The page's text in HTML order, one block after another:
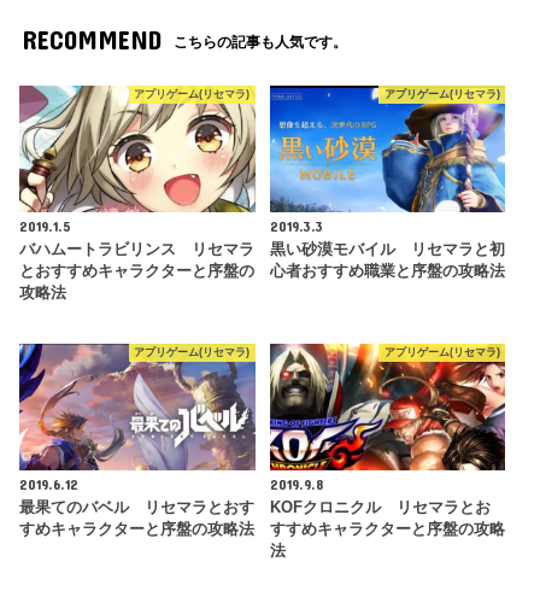
RECOMMEND こちらの記事も人気です。
アプリゲーム(リセマラ)
2019.1.5
バハムートラビリンス リセマラ
とおすすめキャラクターと序盤の
攻略法
アプリゲーム(リセマラ)
2019.3.3
黒い砂漠モバイル リセマラと初
心者おすすめ職業と序盤の攻略法
アプリゲーム(リセマラ)
2019.6.12
最果てのバベル リセマラとおす
すめキャラクターと序盤の攻略法
アプリゲーム(リセマラ)
2019.9.8
KOFクロニクル リセマラとお
すすめキャラクターと序盤の攻略
法